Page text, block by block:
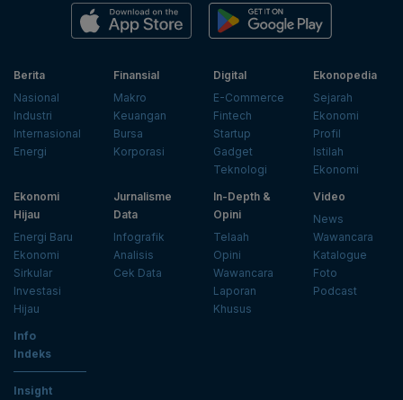
Berita
Nasional
Industri
Internasional
Energi
Finansial
Makro
Keuangan
Bursa
Korporasi
Digital
E-Commerce
Fintech
Startup
Gadget
Teknologi
Ekonopedia
Sejarah
Ekonomi
Profil
Istilah
Ekonomi
Ekonomi
Hijau
Energi Baru
Ekonomi
Sirkular
Investasi
Hijau
Jurnalisme
Data
Infografik
Analisis
Cek Data
In-Depth &
Opini
Telaah
Opini
Wawancara
Laporan
Khusus
Video
News
Wawancara
Katalogue
Foto
Podcast
Info
Indeks
Insight